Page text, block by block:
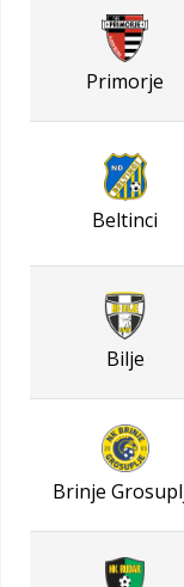
Primorje
Beltinci
Bilje
Brinje